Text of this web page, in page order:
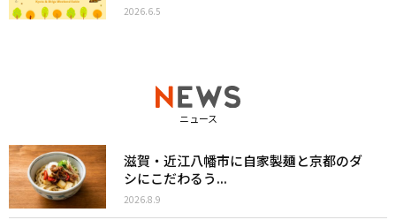
2026.6.5
ニュース
滋賀・近江八幡市に自家製麺と京都のダ
シにこだわるう...
2026.8.9